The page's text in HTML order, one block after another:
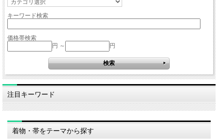
キーワード検索
価格帯検索
円 ～
円
注目キーワード
着物・帯をテーマから探す